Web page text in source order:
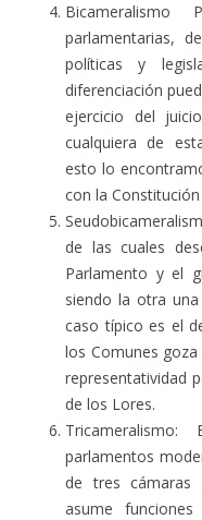
Bicameralismo
parlamentarias,
políticas y
diferenciación
ejercicio del
cualquiera de
esto lo
con la
de las cuales
Parlamento y el
siendo la otra
caso típico es el
los Comunes
representatividad
de los Lores.
parlamentos
de tres cámaras
asume